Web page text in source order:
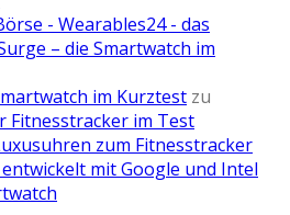
- Wearables24 - das
– die Smartwatch im
im Kurztest zu
Fitnesstracker im Test
zum Fitnesstracker
mit Google und Intel